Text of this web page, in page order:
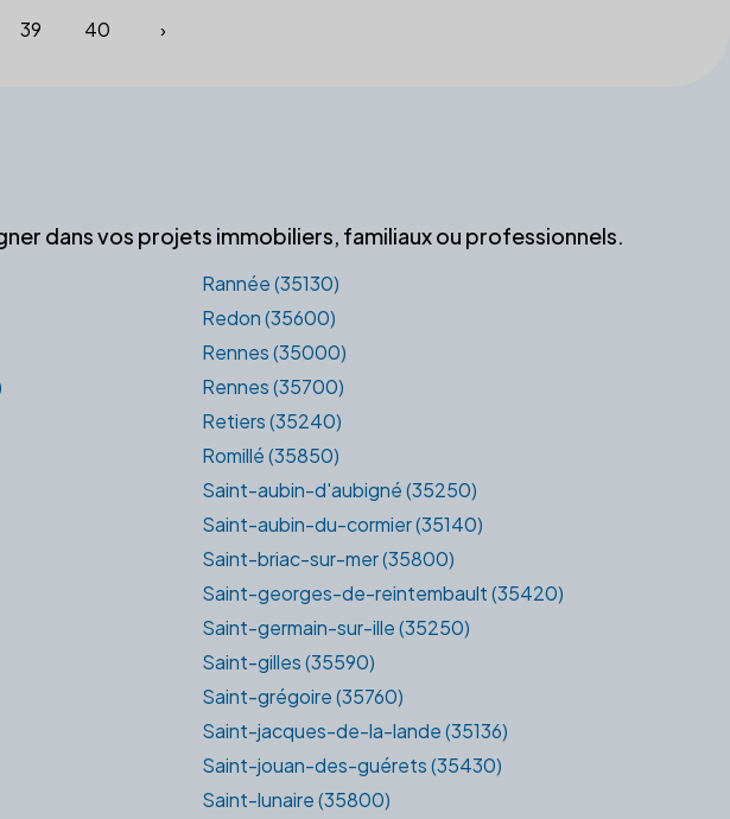
39 40 ›
dans vos projets immobiliers, familiaux ou professionnels.
Rannée (35130)
Redon (35600)
Rennes (35000)
Rennes (35700)
Retiers (35240)
Romillé (35850)
Saint-aubin-d'aubigné (35250)
Saint-aubin-du-cormier (35140)
Saint-briac-sur-mer (35800)
Saint-georges-de-reintembault (35420)
Saint-germain-sur-ille (35250)
Saint-gilles (35590)
Saint-grégoire (35760)
Saint-jacques-de-la-lande (35136)
Saint-jouan-des-guérets (35430)
Saint-lunaire (35800)